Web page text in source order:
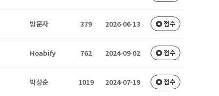
방문자 379 2026-06-13 접수
Hoabify 762 2024-09-02 접수
박상순 1019 2024-07-19 접수